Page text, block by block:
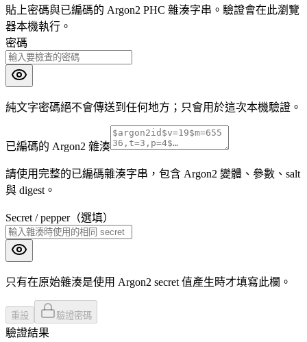
貼上密碼與已編碼的 Argon2 PHC 雜湊字串。驗證會在此瀏覽
器本機執行。
密碼
純文字密碼絕不會傳送到任何地方；只會用於這次本機驗證。
已編碼的 Argon2 雜湊
請使用完整的已編碼雜湊字串，包含 Argon2 變體、參數、salt
與 digest。
Secret / pepper（選填）
只有在原始雜湊是使用 Argon2 secret 值產生時才填寫此欄。
重設 驗證密碼
驗證結果